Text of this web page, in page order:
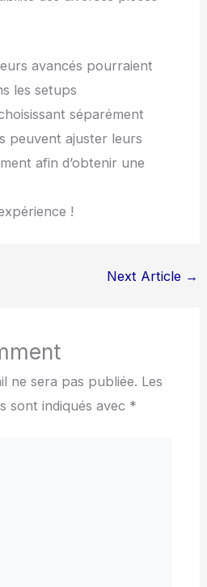
avancés pourraient
les setups
séparément
peuvent ajuster leurs
afin d’obtenir une
!
Next Article →
ne sera pas publiée. Les
sont indiqués avec *